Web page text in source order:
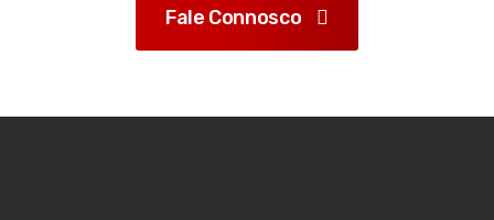
Fale Connosco